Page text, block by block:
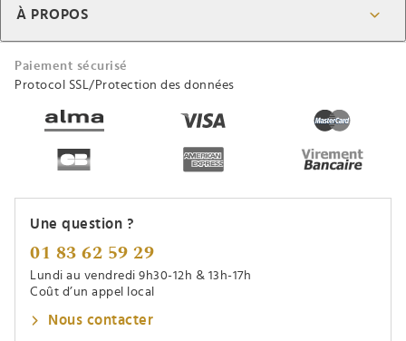
À PROPOS
Paiement sécurisé
Protocol SSL/Protection des données
Une question ?
01 83 62 59 29
Lundi au vendredi 9h30-12h & 13h-17h
Coût d’un appel local
Nous contacter